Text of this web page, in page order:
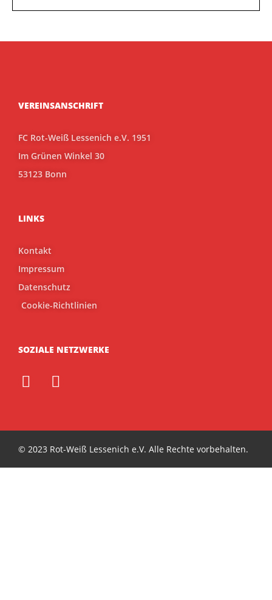
VEREINSANSCHRIFT
FC Rot-Weiß Lessenich e.V. 1951
Im Grünen Winkel 30
53123 Bonn
LINKS
Kontakt
Impressum
Datenschutz
Cookie-Richtlinien
SOZIALE NETZWERKE
© 2023 Rot-Weiß Lessenich e.V. Alle Rechte vorbehalten.